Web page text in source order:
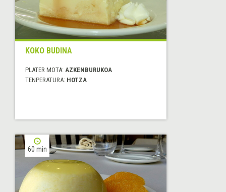
KOKO BUDINA
PLATER MOTA: AZKENBURUKOA
TENPERATURA: HOTZA
60 min